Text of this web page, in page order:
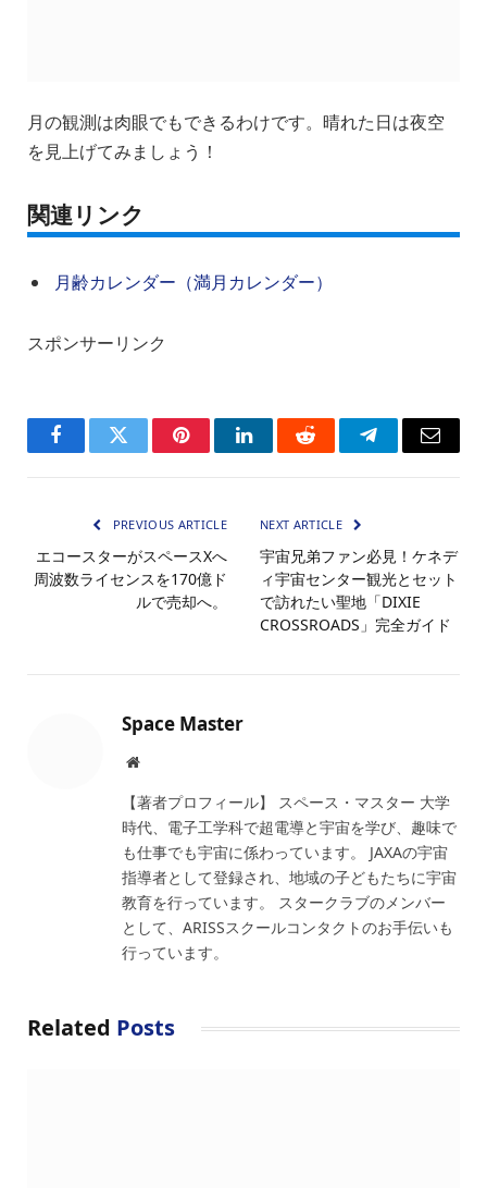
月の観測は肉眼でもできるわけです。晴れた日は夜空
を見上げてみましょう！
関連リンク
月齢カレンダー（満月カレンダー）
スポンサーリンク
FacebookTwitter PinterestLinkedInReddit TelegramEmail
PREVIOUS ARTICLE
エコースターがスペースXへ
周波数ライセンスを170億ド
ルで売却へ。
NEXT ARTICLE
宇宙兄弟ファン必見！ケネデ
ィ宇宙センター観光とセット
で訪れたい聖地「DIXIE
CROSSROADS」完全ガイド
Space Master
Website
【著者プロフィール】 スペース・マスター 大学
時代、電子工学科で超電導と宇宙を学び、趣味で
も仕事でも宇宙に係わっています。 JAXAの宇宙
指導者として登録され、地域の子どもたちに宇宙
教育を行っています。 スタークラブのメンバー
として、ARISSスクールコンタクトのお手伝いも
行っています。
Related Posts